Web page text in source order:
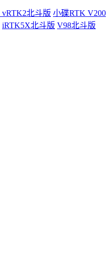
北斗版 小碟RTK V200
iRTK5X北斗版 V98北斗版